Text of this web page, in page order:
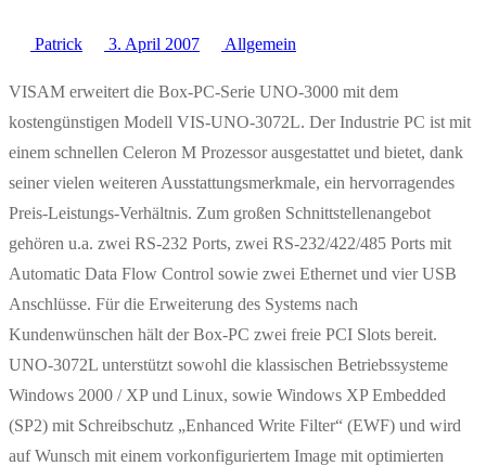
Patrick 3. April 2007 Allgemein
VISAM erweitert die Box-PC-Serie UNO-3000 mit dem
kostengünstigen Modell VIS-UNO-3072L. Der Industrie PC ist mit
einem schnellen Celeron M Prozessor ausgestattet und bietet, dank
seiner vielen weiteren Ausstattungsmerkmale, ein hervorragendes
Preis-Leistungs-Verhältnis. Zum großen Schnittstellenangebot
gehören u.a. zwei RS-232 Ports, zwei RS-232/422/485 Ports mit
Automatic Data Flow Control sowie zwei Ethernet und vier USB
Anschlüsse. Für die Erweiterung des Systems nach
Kundenwünschen hält der Box-PC zwei freie PCI Slots bereit.
UNO-3072L unterstützt sowohl die klassischen Betriebssysteme
Windows 2000 / XP und Linux, sowie Windows XP Embedded
(SP2) mit Schreibschutz „Enhanced Write Filter“ (EWF) und wird
auf Wunsch mit einem vorkonfiguriertem Image mit optimierten